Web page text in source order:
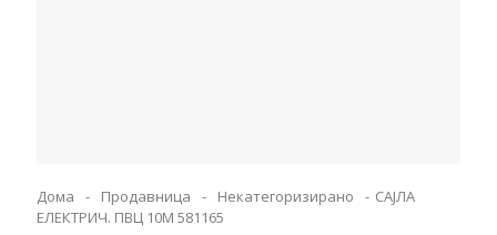
Дома - Продавница - Некатегоризирано - САЈЛА
ЕЛЕКТРИЧ. ПВЦ 10М 581165